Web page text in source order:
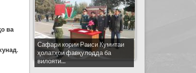
ва
Сафари кории Раиси Кумитаи
ҳолатҳои фавқулодда ба
вилояти...